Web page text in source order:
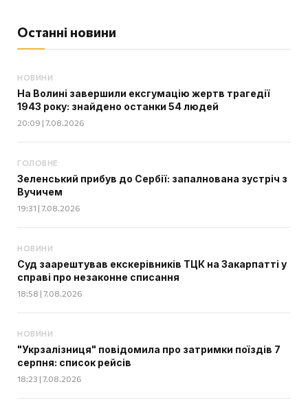
Останні новини
НОВИНИ
На Волині завершили ексгумацію жертв трагедії
1943 року: знайдено останки 54 людей
20:09 | 7.08.2026
ГОЛОВНЕ
Зеленський прибув до Сербії: запалнована зустріч з
Вучичем
19:31 | 7.08.2026
НОВИНИ
Суд заарештував екскерівників ТЦК на Закарпатті у
справі про незаконне списання
18:58 | 7.08.2026
НОВИНИ
"Укрзалізниця" повідомила про затримки поїздів 7
серпня: список рейсів
18:23 | 7.08.2026